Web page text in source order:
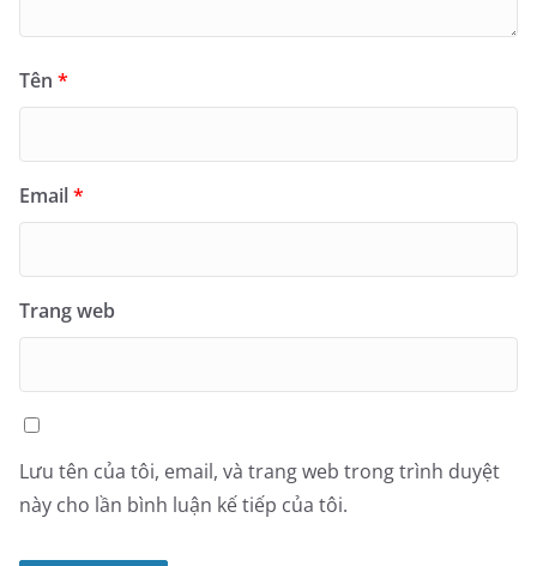
Tên *
Email*
Trang web
Lưu tên của tôi, email, và trang web trong trình duyệt
này cho lần bình luận kế tiếp của tôi.